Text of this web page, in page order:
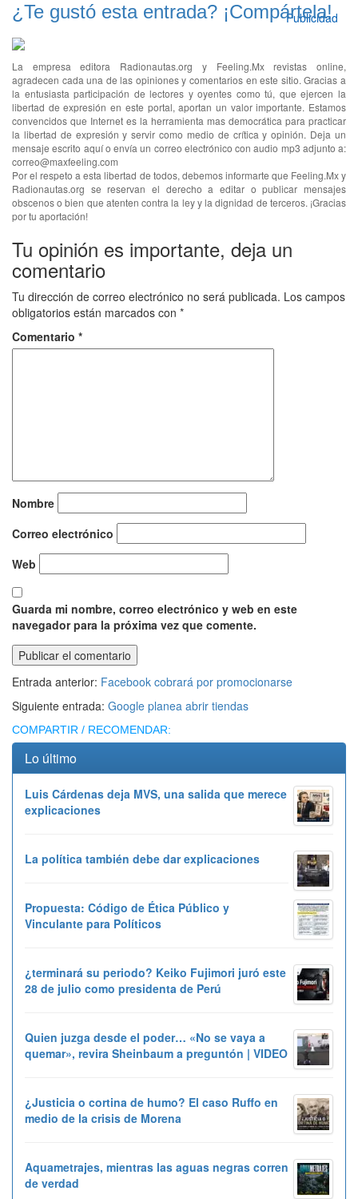
¿Te gustó esta entrada? ¡Compártela!
Publicidad
La empresa editora Radionautas.org y Feeling.Mx revistas online,
agradecen cada una de las opiniones y comentarios en este sitio. Gracias a
la entusiasta participación de lectores y oyentes como tú, que ejercen la
libertad de expresión en este portal, aportan un valor importante. Estamos
convencidos que Internet es la herramienta mas democrática para practicar
la libertad de expresión y servir como medio de crítica y opinión. Deja un
mensaje escrito aquí o envía un correo electrónico con audio mp3 adjunto a:
correo@maxfeeling.com
Por el respeto a esta libertad de todos, debemos informarte que Feeling.Mx y
Radionautas.org se reservan el derecho a editar o publicar mensajes
obscenos o bien que atenten contra la ley y la dignidad de terceros. ¡Gracias
por tu aportación!
Tu opinión es importante, deja un
comentario
Tu dirección de correo electrónico no será publicada. Los campos
obligatorios están marcados con *
Comentario *
Nombre
Correo electrónico
Web
Guarda mi nombre, correo electrónico y web en este
navegador para la próxima vez que comente.
Entrada anterior: Facebook cobrará por promocionarse
Siguiente entrada: Google planea abrir tiendas
COMPARTIR / RECOMENDAR:
Lo último
Luis Cárdenas deja MVS, una salida que merece
explicaciones
La política también debe dar explicaciones
Propuesta: Código de Ética Público y
Vinculante para Políticos
¿terminará su periodo? Keiko Fujimori juró este
28 de julio como presidenta de Perú
Quien juzga desde el poder… «No se vaya a
quemar», revira Sheinbaum a preguntón | VIDEO
¿Justicia o cortina de humo? El caso Ruffo en
medio de la crisis de Morena
Aquametrajes, mientras las aguas negras corren
de verdad